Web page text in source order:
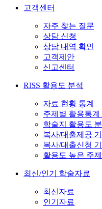
고객센터
자주 찾는 질문
상담 신청
상담 내역 확인
고객제안
신고센터
RISS 활용도 분석
자료 현황 통계
주제별 활용통계
학술지 활용도
복사/대출제공
복사/대출신청
활용도 높은 주제
최신/인기 학술자료
최신자료
인기자료